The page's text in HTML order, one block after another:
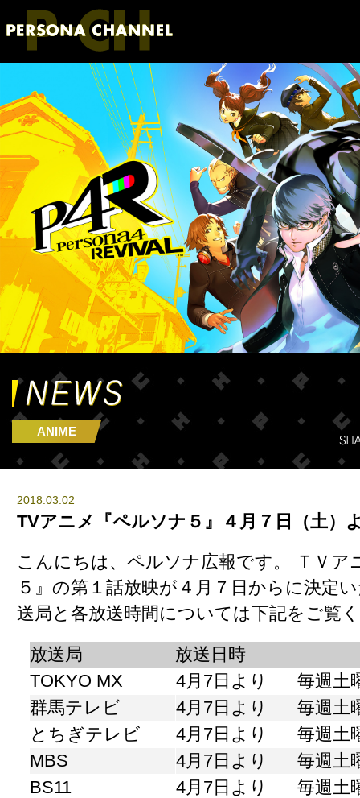
ANIME
2018.03.02
TVアニメ『ペルソナ５』４月７日（土）
こんにちは、ペルソナ広報です。 ＴＶア
５』の第１話放映が４月７日からに決定
送局と各放送時間については下記をご覧
放送局
放送日時
TOKYO MX
4月7日より
毎週土
群馬テレビ
4月7日より
毎週土
とちぎテレビ
4月7日より
毎週土
MBS
4月7日より
毎週土
BS11
4月7日より 毎週土